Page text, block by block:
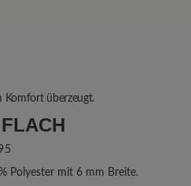
Komfort überzeugt.
Polyester mit 6 mm Breite.